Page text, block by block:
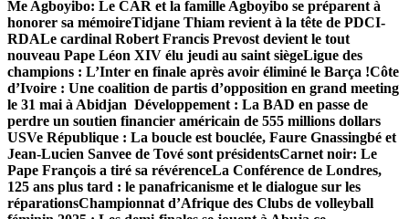
Me Agboyibo: Le CAR et la famille Agboyibo se préparent à
honorer sa mémoireTidjane Thiam revient à la tête de PDCI-
RDALe cardinal Robert Francis Prevost devient le tout
nouveau Pape Léon XIV élu jeudi au saint siègeLigue des
champions : L’Inter en finale après avoir éliminé le Barça !Côte
d’Ivoire : Une coalition de partis d’opposition en grand meeting
le 31 mai à Abidjan Développement : La BAD en passe de
perdre un soutien financier américain de 555 millions dollars
USVe République : La boucle est bouclée, Faure Gnassingbé et
Jean-Lucien Sanvee de Tové sont présidentsCarnet noir: Le
Pape François a tiré sa révérenceLa Conférence de Londres,
125 ans plus tard : le panafricanisme et le dialogue sur les
réparationsChampionnat d’Afrique des Clubs de volleyball